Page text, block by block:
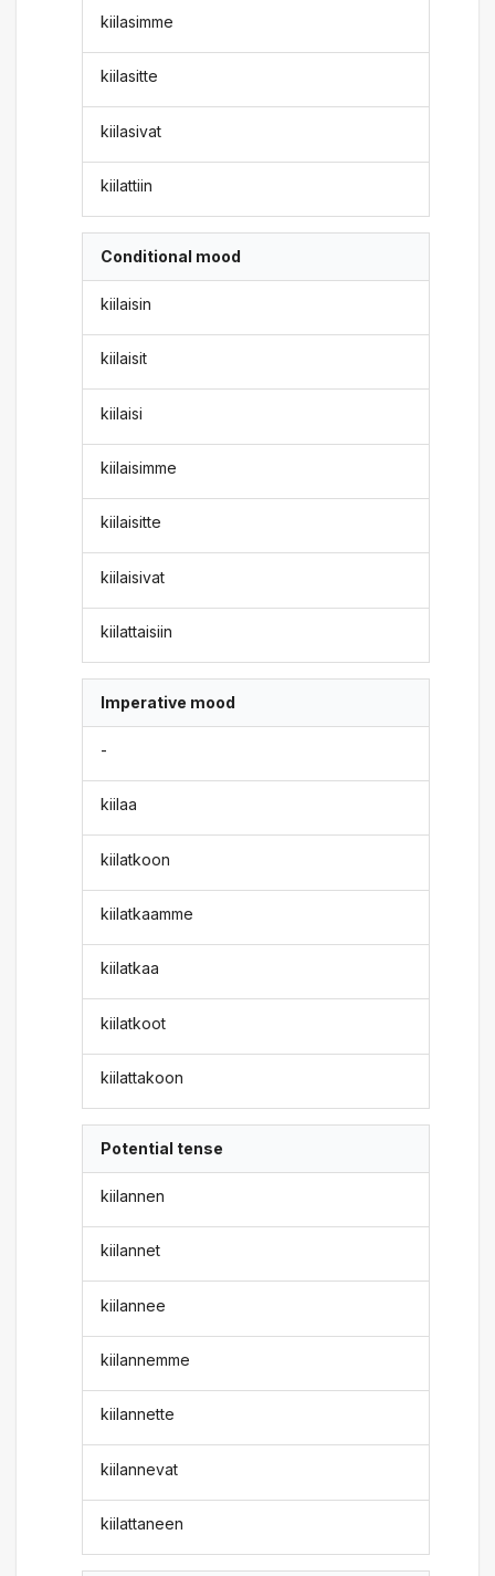
kiilasimme
kiilasitte
kiilasivat
kiilattiin
Conditional mood
kiilaisin
kiilaisit
kiilaisi
kiilaisimme
kiilaisitte
kiilaisivat
kiilattaisiin
Imperative mood
-
kiilaa
kiilatkoon
kiilatkaamme
kiilatkaa
kiilatkoot
kiilattakoon
Potential tense
kiilannen
kiilannet
kiilannee
kiilannemme
kiilannette
kiilannevat
kiilattaneen